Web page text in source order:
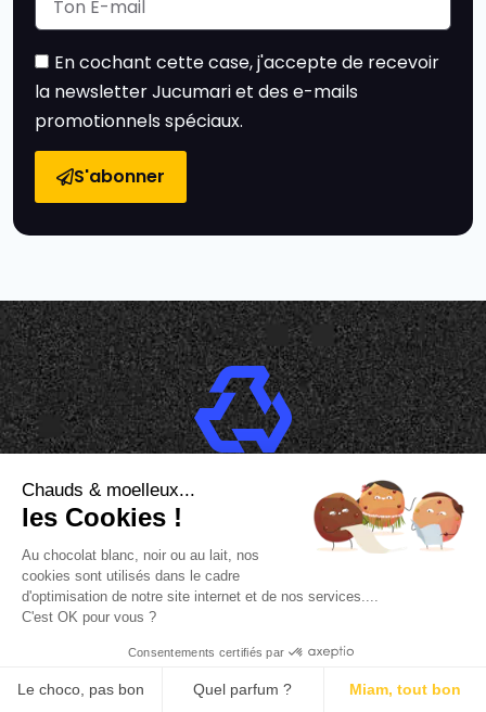
En cochant cette case, j'accepte de recevoir
la newsletter Jucumari et des e-mails
promotionnels spéciaux.
S'abonner
La Newsletter Jucumari
Rejoignez la Newsletter Jucumari, recevez des
conseils exclusifs & des informations sur le
secteur de la conception web avec WordPress.